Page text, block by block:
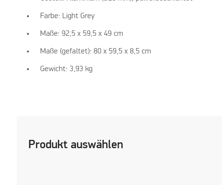
Farbe: Light Grey
Maße: 92,5 x 59,5 x 49 cm
Maße (gefaltet): 80 x 59,5 x 8,5 cm
Gewicht: 3,93 kg
Produkt auswählen